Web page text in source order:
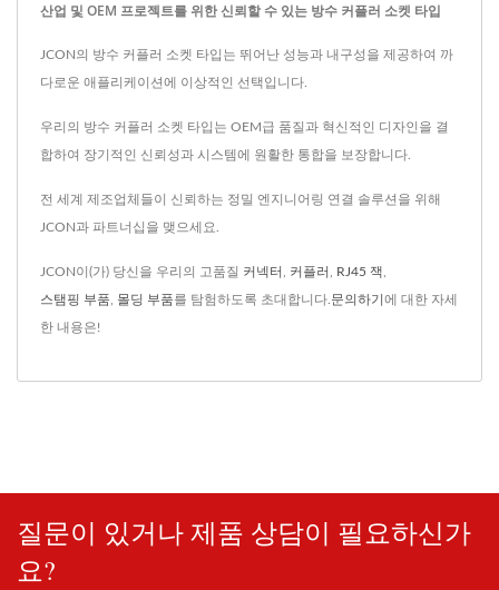
산업 및 OEM 프로젝트를 위한 신뢰할 수 있는 방수 커플러 소켓 타입
JCON의 방수 커플러 소켓 타입는 뛰어난 성능과 내구성을 제공하여 까
다로운 애플리케이션에 이상적인 선택입니다.
우리의 방수 커플러 소켓 타입는 OEM급 품질과 혁신적인 디자인을 결
합하여 장기적인 신뢰성과 시스템에 원활한 통합을 보장합니다.
전 세계 제조업체들이 신뢰하는 정밀 엔지니어링 연결 솔루션을 위해
JCON과 파트너십을 맺으세요.
JCON이(가) 당신을 우리의 고품질 커넥터 , 커플러 , RJ45 잭 ,
스탬핑 부품, 몰딩 부품를 탐험하도록 초대합니다.문의하기 에 대한 자세
한 내용은!
질문이 있거나 제품 상담이 필요하신가
요?